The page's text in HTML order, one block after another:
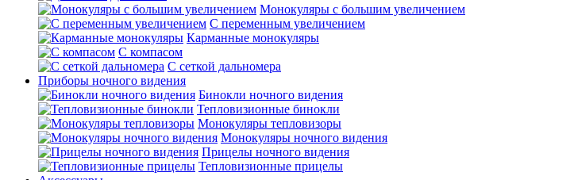
Монокуляры с большим увеличением
С переменным увеличением
Карманные монокуляры
С компасом
С сеткой дальномера
Приборы ночного видения
Бинокли ночного видения
Тепловизионные бинокли
Монокуляры тепловизоры
Монокуляры ночного видения
Прицелы ночного видения
Тепловизионные прицелы